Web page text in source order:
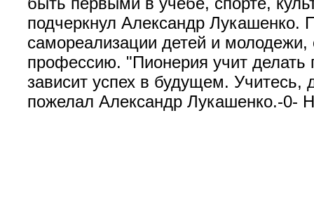
подчеркнул Александр Лукашенко.
самореализации детей и молодежи,
профессию. "Пионерия учит делать
зависит успех в будущем. Учитесь,
пожелал Александр Лукашенко.-0-